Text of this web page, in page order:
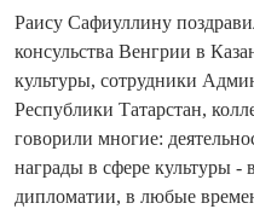
Раису Сафиуллину
консульства Венгрии в
культуры, сотрудники
Республики Татарстан,
говорили многие:
награды в сфере культуры
дипломатии, в любые